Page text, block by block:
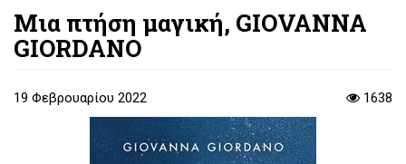
Μια πτήση μαγική, GIOVANNA
GIORDANO
19 Φεβρουαρίου 2022 1638